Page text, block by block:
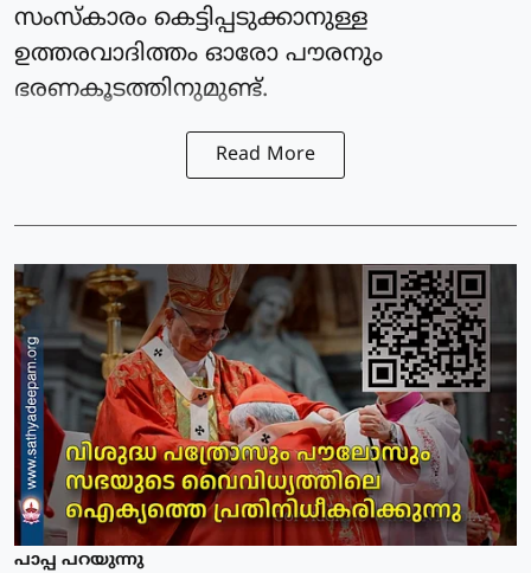
സംസ്‌കാരം കെട്ടിപ്പടുക്കാനുള്ള
ഉത്തരവാദിത്തം ഓരോ പൗരനും
ഭരണകൂടത്തിനുമുണ്ട്.
Read More
പാപ്പ പറയുന്നു